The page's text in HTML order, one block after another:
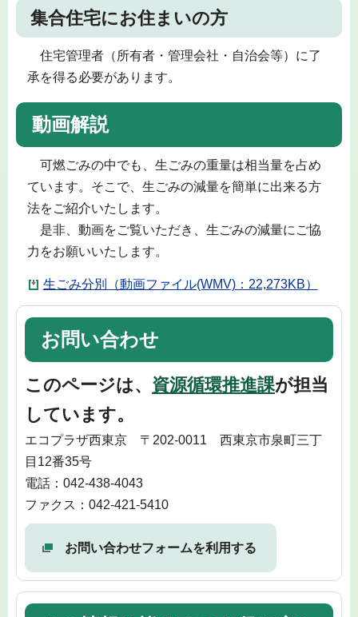
集合住宅にお住まいの方
住宅管理者（所有者・管理会社・自治会等）に了
承を得る必要があります。
動画解説
可燃ごみの中でも、生ごみの重量は相当量を占め
ています。そこで、生ごみの減量を簡単に出来る方
法をご紹介いたします。
是非、動画をご覧いただき、生ごみの減量にご協
力をお願いいたします。
生ごみ分別（動画ファイル(WMV)：22,273KB）
お問い合わせ
このページは、 資源循環推進課が担当
しています。
エコプラザ西東京 〒202-0011 西東京市泉町三丁
目12番35号
電話：042-438-4043
ファクス：042-421-5410
お問い合わせフォームを利用する